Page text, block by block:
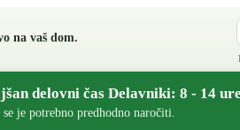
na vaš dom.
delovni čas Delavniki: 8 - 14
je potrebno predhodno naročiti.